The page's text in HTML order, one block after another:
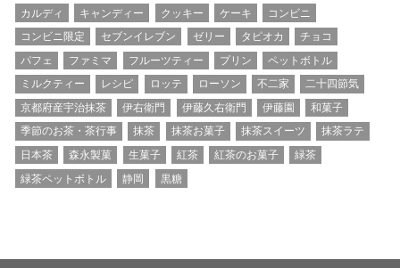
カルディ
キャンディー クッキー ケーキ
コンビニ
コンビニ限定
セブンイレブン ゼリー タピオカ
チョコ
パフェ
ファミマ フルーツティー プリン
ペットボトル
ミルクティー
レシピ ロッテ ローソン 不二家
二十四節気
京都府産宇治抹茶
伊右衛門 伊藤久右衛門 伊藤園
和菓子
季節のお茶・茶行事
抹茶 抹茶お菓子 抹茶スイーツ
抹茶ラテ
日本茶
森永製菓 生菓子 紅茶 紅茶のお菓子
緑茶
緑茶ペットボトル
静岡 黒糖